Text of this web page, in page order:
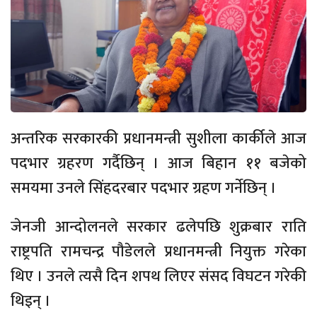
अन्तरिक सरकारकी प्रधानमन्त्री सुशीला कार्कीले आज
पदभार ग्रहरण गर्दैछिन् । आज बिहान ११ बजेको
समयमा उनले सिंहदरबार पदभार ग्रहण गर्नेछिन् ।
जेनजी आन्दोलनले सरकार ढलेपछि शुक्रबार राति
राष्ट्रपति रामचन्द्र पौडेलले प्रधानमन्त्री नियुक्त गरेका
थिए । उनले त्यसै दिन शपथ लिएर संसद विघटन गरेकी
थिइन् ।